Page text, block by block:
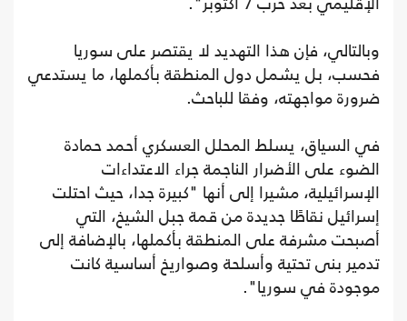
وبالتالي، فإن هذا التهديد لا يقتصر على سوريا
فحسب، بل يشمل دول المنطقة بأكملها، ما يستدعي
ضرورة مواجهته، وفقا للباحث.
في السياق، يسلط المحلل العسكري أحمد حمادة
الضوء على الأضرار الناجمة جراء الاعتداءات
الإسرائيلية، مشيرا إلى أنها "كبيرة جدا، حيث احتلت
إسرائيل نقاطًا جديدة من قمة جبل الشيخ، التي
أصبحت مشرفة على المنطقة بأكملها، بالإضافة إلى
تدمير بنى تحتية وأسلحة وصواريخ أساسية كانت
موجودة في سوريا".